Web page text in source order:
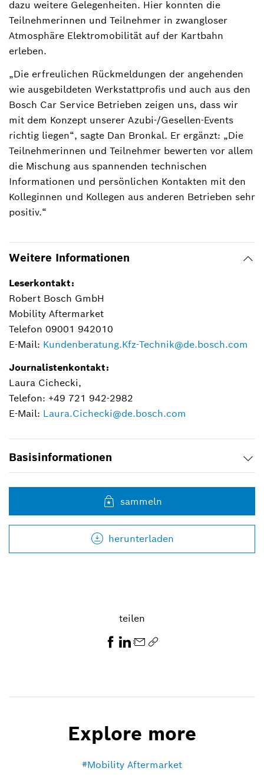
dazu weitere Gelegenheiten. Hier konnten die
Teilnehmerinnen und Teilnehmer in zwangloser
Atmosphäre Elektromobilität auf der Kartbahn
erleben.
„Die erfreulichen Rückmeldungen der angehenden
wie ausgebildeten Werkstattprofis und auch aus den
Bosch Car Service Betrieben zeigen uns, dass wir
mit dem Konzept unserer Azubi-/Gesellen-Events
richtig liegen“, sagte Dan Bronkal. Er ergänzt: „Die
Teilnehmerinnen und Teilnehmer bewerten vor allem
die Mischung aus spannenden technischen
Informationen und persönlichen Kontakten mit den
Kolleginnen und Kollegen aus anderen Betrieben sehr
positiv.“
Weitere Informationen
Leserkontakt:
Robert Bosch GmbH
Mobility Aftermarket
Telefon 09001 942010
E-Mail: Kundenberatung.Kfz-Technik@de.bosch.com
Journalistenkontakt:
Laura Cichecki,
Telefon: +49 721 942-2982
E-Mail: Laura.Cichecki@de.bosch.com
Basisinformationen
sammeln
herunterladen
teilen
Explore more
Mobility Aftermarket